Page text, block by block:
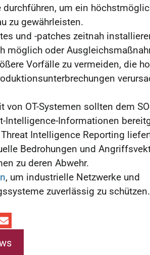
durchführen, um ein
zu gewährleisten.
und -patches zeitnah
möglich oder
Vorfälle zu vermeiden, die
von OT-Systemen sollten dem
Intelligence-Informationen
Threat Intelligence Reporting
Bedrohungen und
zu deren Abwehr.
, um industrielle Netzwerke und
zuverlässig zu schützen.